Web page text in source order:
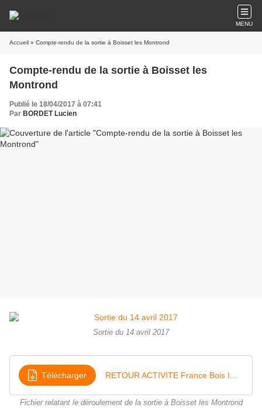
MENU
Accueil » Compte-rendu de la sortie à Boisset les Montrond
Compte-rendu de la sortie à Boisset les
Montrond
Publié le 18/04/2017 à 07:41
Par BORDET Lucien
Sortie du 14 avril 2017
Télécharger
Fichier relatant le déroulement de la sortie à Boisset les Montrond